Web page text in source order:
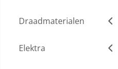
Draadmaterialen
Elektra